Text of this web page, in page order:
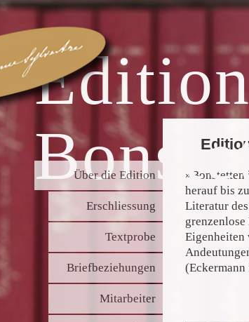
Edition
Über die Edition
Erschliessung
Textprobe
Briefbeziehungen
Mitarbeiter
»Bonstetten
herauf bis
Literatur
Eigenheiten
(Eckermann